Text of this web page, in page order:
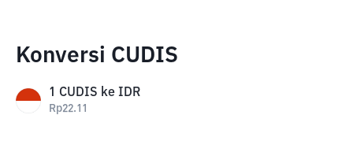
Konversi CUDIS
1 CUDIS ke IDR
Rp22.11